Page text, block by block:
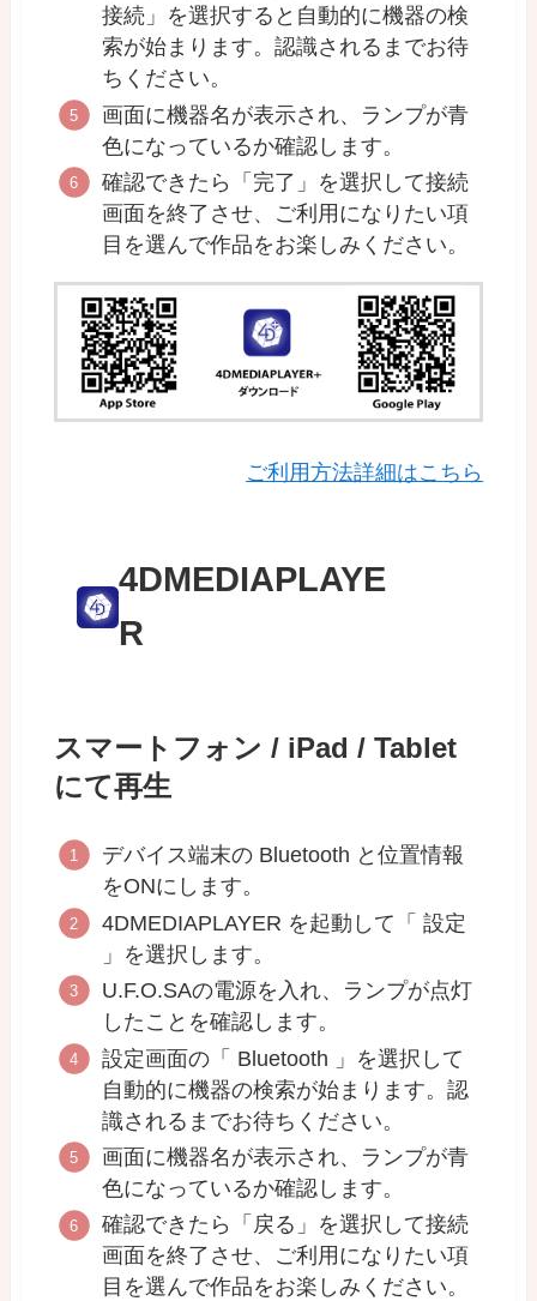
接続」を選択すると自動的に機器の検
索が始まります。認識されるまでお待
ちください。
画面に機器名が表示され、ランプが青
色になっているか確認します。
確認できたら「完了」を選択して接続
画面を終了させ、ご利用になりたい項
目を選んで作品をお楽しみください。
ご利用方法詳細はこちら
4DMEDIAPLAYE
R
スマートフォン / iPad / Tablet
にて再生
デバイス端末の Bluetooth と位置情報
をONにします。
4DMEDIAPLAYER を起動して「 設定
」を選択します。
U.F.O.SAの電源を入れ、ランプが点灯
したことを確認します。
設定画面の「 Bluetooth 」を選択して
自動的に機器の検索が始まります。認
識されるまでお待ちください。
画面に機器名が表示され、ランプが青
色になっているか確認します。
確認できたら「戻る」を選択して接続
画面を終了させ、ご利用になりたい項
目を選んで作品をお楽しみください。